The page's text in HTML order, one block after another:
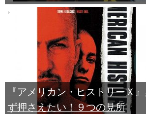
『アメリカン・ヒストリーＸ
ず押さえたい！９つの見所